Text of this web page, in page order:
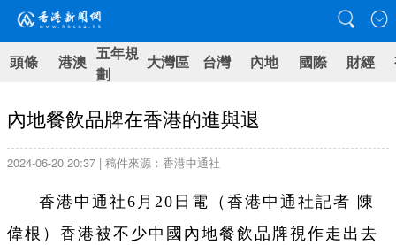
頭條 港澳 五年規
劃
大灣區 台灣 內地 國際 財經
內地餐飲品牌在香港的進與退
2024-06-20 20:37 | 稿件來源：香港中通社
香港中通社6月20日電（香港中通社記者 陳
偉根）香港被不少中國內地餐飲品牌視作走出去